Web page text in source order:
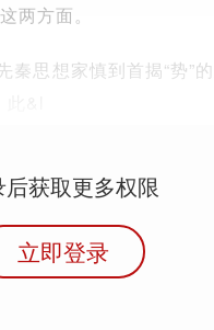
两方面。
秦思想家慎到首揭“势”
获取更多权限
立即登录